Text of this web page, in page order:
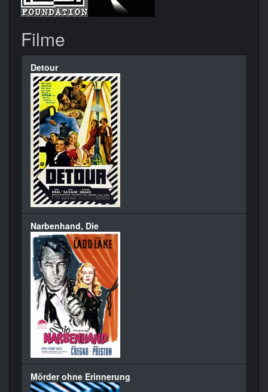
Filme
Detour
Narbenhand, Die
Mörder ohne Erinnerung